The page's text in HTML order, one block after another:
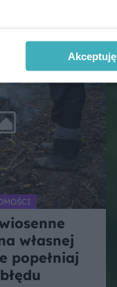
własnej
popełniaj
Akceptuję